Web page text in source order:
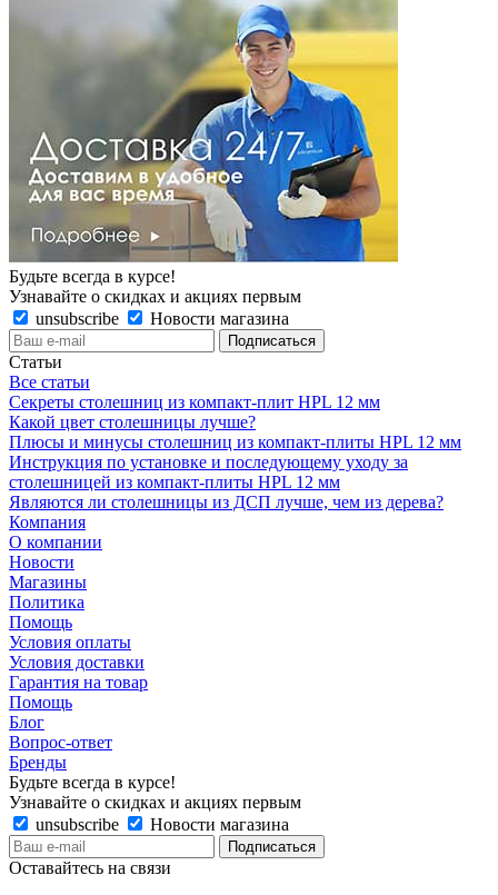
Будьте всегда в курсе!
Узнавайте о скидках и акциях первым
unsubscribe
Новости магазина
Статьи
Все статьи
Секреты столешниц из компакт-плит HPL 12 мм
Какой цвет столешницы лучше?
Плюсы и минусы столешниц из компакт-плиты HPL 12 мм
Инструкция по установке и последующему уходу за
столешницей из компакт-плиты HPL 12 мм
Являются ли столешницы из ДСП лучше, чем из дерева?
Компания
О компании
Новости
Магазины
Политика
Помощь
Условия оплаты
Условия доставки
Гарантия на товар
Помощь
Блог
Вопрос-ответ
Бренды
Будьте всегда в курсе!
Узнавайте о скидках и акциях первым
unsubscribe
Новости магазина
Оставайтесь на связи